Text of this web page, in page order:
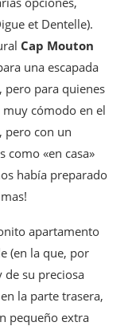
et Dentelle).
Cap Mouton
una escapada
para quienes
cómodo en el
pero con un
«en casa»
había preparado
apartamento
(en la que, por
de su preciosa
la parte trasera,
pequeño extra